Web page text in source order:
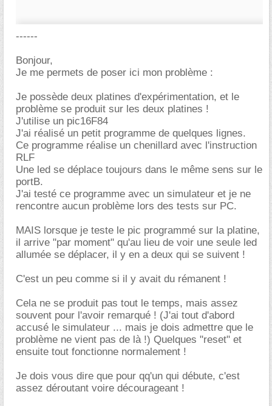
------
Bonjour,
Je me permets de poser ici mon problème :
Je possède deux platines d'expérimentation, et le
problème se produit sur les deux platines !
J'utilise un pic16F84
J'ai réalisé un petit programme de quelques lignes.
Ce programme réalise un chenillard avec l'instruction
RLF
Une led se déplace toujours dans le même sens sur le
portB.
J'ai testé ce programme avec un simulateur et je ne
rencontre aucun problème lors des tests sur PC.
MAIS lorsque je teste le pic programmé sur la platine,
il arrive "par moment" qu'au lieu de voir une seule led
allumée se déplacer, il y en a deux qui se suivent !
C'est un peu comme si il y avait du rémanent !
Cela ne se produit pas tout le temps, mais assez
souvent pour l'avoir remarqué ! (J'ai tout d'abord
accusé le simulateur ... mais je dois admettre que le
problème ne vient pas de là !) Quelques "reset" et
ensuite tout fonctionne normalement !
Je dois vous dire que pour qq'un qui débute, c'est
assez déroutant voire décourageant !